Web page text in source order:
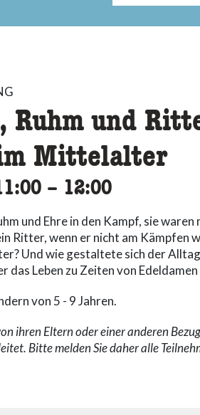
Ruhm und
Mittelalter
– 12:00
und Ehre in den Kampf, sie
Ritter, wenn er nicht am Kämpfen
Und wie gestaltete sich der
das Leben zu Zeiten von
von 5 - 9 Jahren.
ihren Eltern oder einer anderen
Bitte melden Sie daher alle